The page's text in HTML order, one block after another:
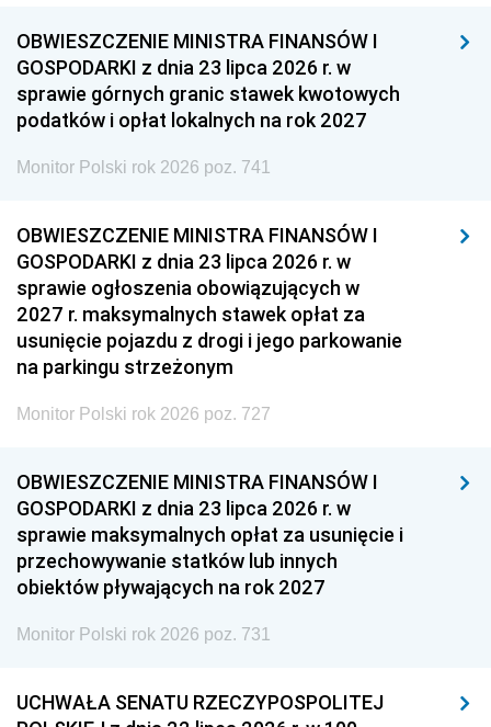
OBWIESZCZENIE MINISTRA FINANSÓW I
GOSPODARKI z dnia 23 lipca 2026 r. w
sprawie górnych granic stawek kwotowych
podatków i opłat lokalnych na rok 2027
Monitor Polski rok 2026 poz. 741
OBWIESZCZENIE MINISTRA FINANSÓW I
GOSPODARKI z dnia 23 lipca 2026 r. w
sprawie ogłoszenia obowiązujących w
2027 r. maksymalnych stawek opłat za
usunięcie pojazdu z drogi i jego parkowanie
na parkingu strzeżonym
Monitor Polski rok 2026 poz. 727
OBWIESZCZENIE MINISTRA FINANSÓW I
GOSPODARKI z dnia 23 lipca 2026 r. w
sprawie maksymalnych opłat za usunięcie i
przechowywanie statków lub innych
obiektów pływających na rok 2027
Monitor Polski rok 2026 poz. 731
UCHWAŁA SENATU RZECZYPOSPOLITEJ